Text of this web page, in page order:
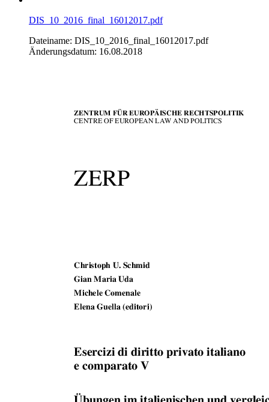
DIS_10_2016_final_16012017.pdf
Dateiname: DIS_10_2016_final_16012017.pdf
Änderungsdatum: 16.08.2018